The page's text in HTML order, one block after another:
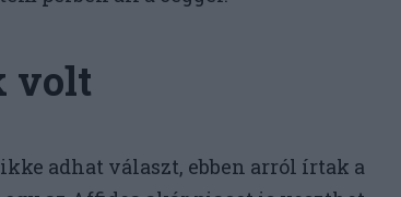
volt
adhat választ, ebben arról írtak a